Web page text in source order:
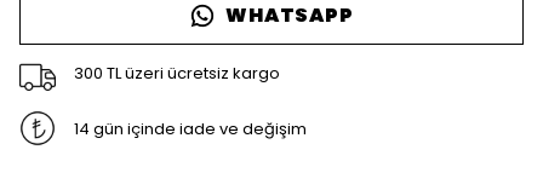
WHATSAPP
300 TL üzeri ücretsiz kargo
14 gün içinde iade ve değişim